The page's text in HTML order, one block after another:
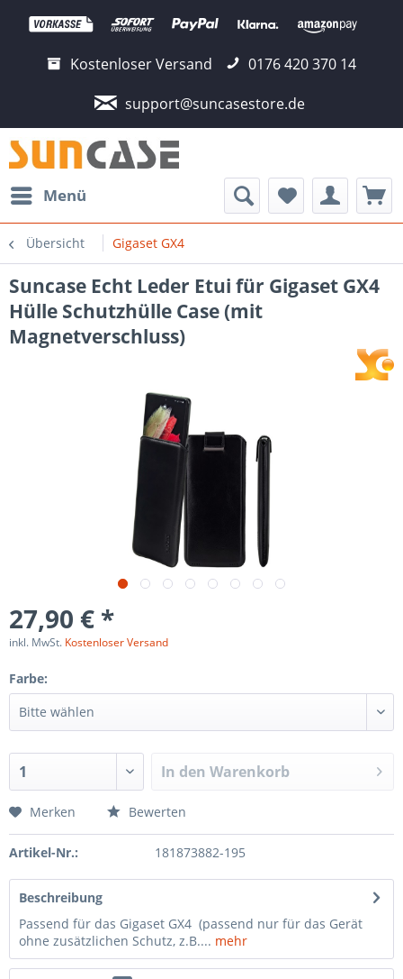
Kostenloser Versand
0176 420 370 14
support@suncasestore.de
Menü
Übersicht Gigaset GX4
Suncase Echt Leder Etui für Gigaset GX4
Hülle Schutzhülle Case (mit
Magnetverschluss)
27,90 € *
inkl. MwSt. Kostenloser Versand
Farbe:
In den Warenkorb
Merken Bewerten
Artikel-Nr.: 181873882-195
Beschreibung
Passend für das Gigaset GX4 (passend nur für das Gerät
ohne zusätzlichen Schutz, z.B.... mehr